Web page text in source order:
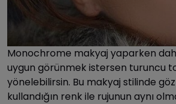
Monochrome makyaj yaparken
uygun görünmek istersen turuncu
yönelebilirsin. Bu makyaj stilinde
kullandığın renk ile rujunun aynı